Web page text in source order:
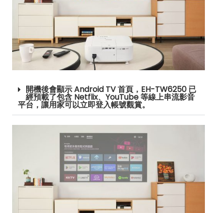
開機後會顯示 Android TV 首頁，EH-TW6250 已
經預載了包含 Netflix、YouTube 等線上串流影音
平台，讓用家可以立即登入帳號觀賞。